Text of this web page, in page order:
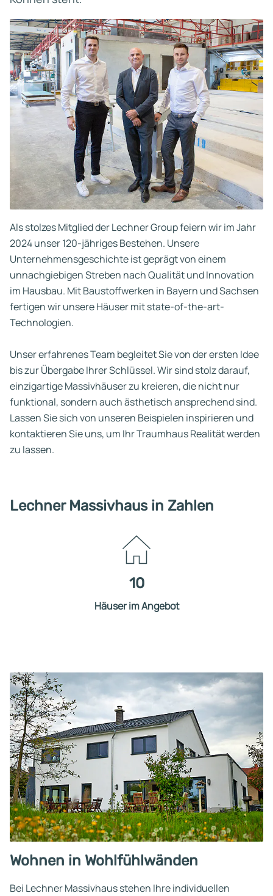
Als stolzes Mitglied der Lechner Group feiern wir im Jahr
2024 unser 120-jähriges Bestehen. Unsere
Unternehmensgeschichte ist geprägt von einem
unnachgiebigen Streben nach Qualität und Innovation
im Hausbau. Mit Baustoffwerken in Bayern und Sachsen
fertigen wir unsere Häuser mit state-of-the-art-
Technologien.
Unser erfahrenes Team begleitet Sie von der ersten Idee
bis zur Übergabe Ihrer Schlüssel. Wir sind stolz darauf,
einzigartige Massivhäuser zu kreieren, die nicht nur
funktional, sondern auch ästhetisch ansprechend sind.
Lassen Sie sich von unseren Beispielen inspirieren und
kontaktieren Sie uns, um Ihr Traumhaus Realität werden
zu lassen.
Lechner Massivhaus in Zahlen
10
Häuser im Angebot
Wohnen in Wohlfühlwänden
Bei Lechner Massivhaus stehen Ihre individuellen